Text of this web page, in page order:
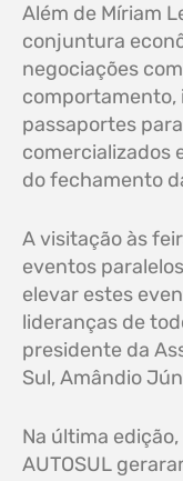
Além de Míriam
conjuntura
negociações
comportamento,
passaportes
comercializados
do fechamento
A visitação às
eventos
elevar estes
lideranças de
presidente da
Sul, Amândio
Na última edição,
AUTOSUL